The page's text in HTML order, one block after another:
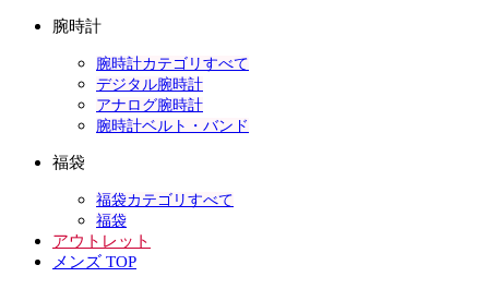
腕時計
腕時計カテゴリすべて
デジタル腕時計
アナログ腕時計
腕時計ベルト・バンド
福袋
福袋カテゴリすべて
福袋
アウトレット
メンズ TOP